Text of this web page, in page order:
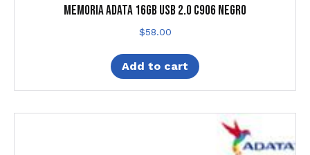
MEMORIA ADATA 16GB USB 2.0 C906 NEGRO
$58.00
Add to cart